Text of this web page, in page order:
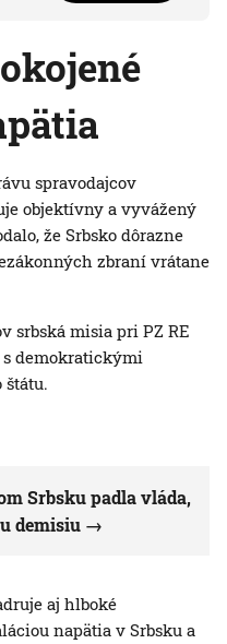
spravodajcov
objektívny a vyvážený
že Srbsko dôrazne
zbraní vrátane
srbská misia pri PZ RE
s demokratickými
Srbsku padla vláda,
demisiu
aj hlboké
napätia v Srbsku a